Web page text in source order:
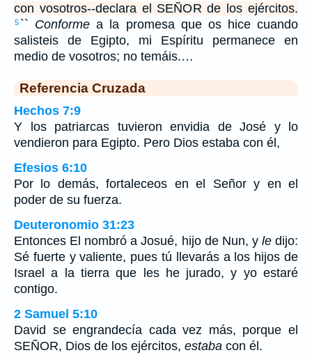
con vosotros--declara el SEÑOR de los ejércitos.
5 `` Conforme a la promesa que os hice cuando
salisteis de Egipto, mi Espíritu permanece en
medio de vosotros; no temáis.…
Referencia Cruzada
Hechos 7:9
Y los patriarcas tuvieron envidia de José y lo
vendieron para Egipto. Pero Dios estaba con él,
Efesios 6:10
Por lo demás, fortaleceos en el Señor y en el
poder de su fuerza.
Deuteronomio 31:23
Entonces El nombró a Josué, hijo de Nun, y ledijo:
Sé fuerte y valiente, pues tú llevarás a los hijos de
Israel a la tierra que les he jurado, y yo estaré
contigo.
2 Samuel 5:10
David se engrandecía cada vez más, porque el
SEÑOR, Dios de los ejércitos, estaba con él.